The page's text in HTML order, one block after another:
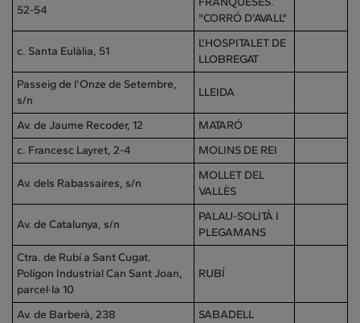
52-54
"CORRÓ D'AVALL"
c. Santa Eulàlia, 51
L'HOSPITALET DE
LLOBREGAT
Passeig de l'Onze de Setembre,
s/n
LLEIDA
Av. de Jaume Recoder, 12
MATARÓ
c. Francesc Layret, 2-4
MOLINS DE REI
Av. dels Rabassaires, s/n
MOLLET DEL
VALLÈS
Av. de Catalunya, s/n
PALAU-SOLITÀ I
PLEGAMANS
Ctra. de Rubí a Sant Cugat.
Polígon Industrial Can Sant Joan,
parcel·la 10
RUBÍ
Av. de Barberà, 238
SABADELL